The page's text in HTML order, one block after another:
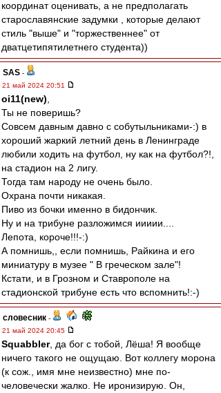
координат оценивать, а не предполагать
старославянские задумки , которые делают
стиль "выше" и "торжественнее" от
дватцетипятилетнего студента))
SAS -
21 май 2024 20:51
oi11(new)
Ты не поверишь?
Совсем давным давно с собутыльниками-:) в
хороший жаркий летний день в Ленинграде
любили ходить на футбол, ну как на футбол?!,
на стадион на 2 лигу.
Тогда там народу не очень было.
Охрана почти никакая.
Пиво из бочки именно в бидончик.
Ну и на трибуне разложимся иииии....
Лепота, короче!!!-:)
А помнишь,, если помнишь, Райкина и его
миниатуру в музее " В греческом зале"!
Кстати, и в Грозном и Ставрополе на
стадионской трибуне есть что вспомнить!:-)
словесник -
21 май 2024 20:45
Squabbler, да бог с тобой, Лёша! Я вообще
ничего такого не ощущаю. Вот коллегу морона
(к сож., имя мне неизвестно) мне по-
человечески жалко. Не иронизирую. Он,